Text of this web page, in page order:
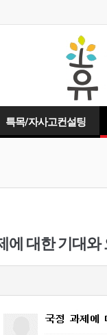
특목/자사고컨설팅
에 대한 기대